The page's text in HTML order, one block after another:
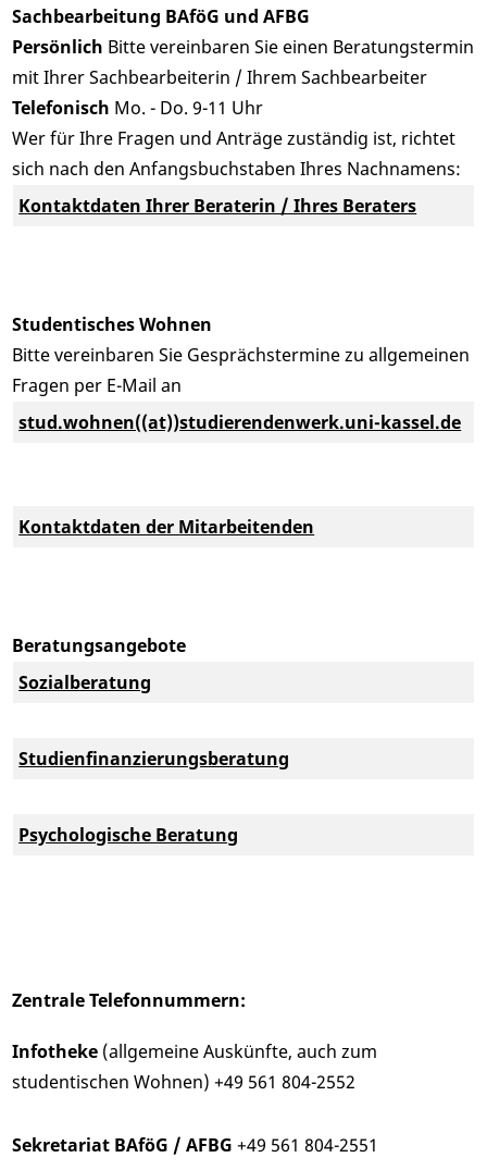
Sachbearbeitung BAföG und AFBG
Persönlich Bitte vereinbaren Sie einen Beratungstermin
mit Ihrer Sachbearbeiterin / Ihrem Sachbearbeiter
Telefonisch Mo. - Do. 9-11 Uhr
Wer für Ihre Fragen und Anträge zuständig ist, richtet
sich nach den Anfangsbuchstaben Ihres Nachnamens:
Kontaktdaten Ihrer Beraterin / Ihres Beraters
Studentisches Wohnen
Bitte vereinbaren Sie Gesprächstermine zu allgemeinen
Fragen per E-Mail an
stud.wohnen((at))studierendenwerk.uni-kassel.de
Kontaktdaten der Mitarbeitenden
Beratungsangebote
Sozialberatung
Studienfinanzierungsberatung
Psychologische Beratung
Zentrale Telefonnummern:
Infotheke (allgemeine Auskünfte, auch zum
studentischen Wohnen) +49 561 804-2552
Sekretariat BAföG / AFBG +49 561 804-2551